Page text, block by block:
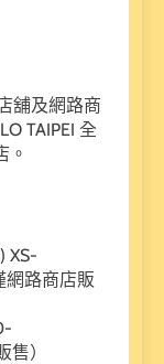
舖及網路商
TAIPEI 全
。
XS-
網路商店販
）